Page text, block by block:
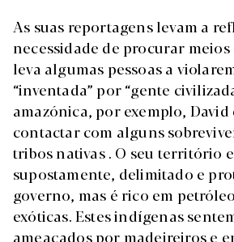
As suas reportagens levam a
necessidade de procurar meios
leva algumas pessoas a
“inventada” por “gente
amazónica, por exemplo, David
contactar com alguns
tribos nativas . O seu território
supostamente, delimitado e
governo, mas é rico em
exóticas. Estes indígenas
ameaçados por madeireiros e